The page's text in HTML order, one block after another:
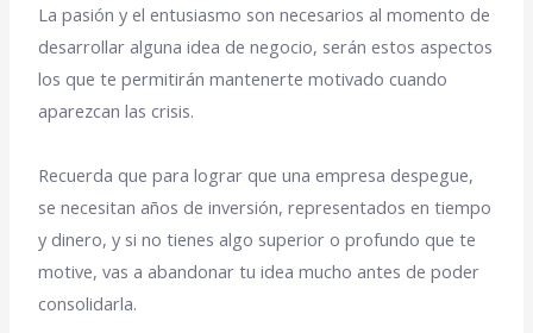
La pasión y el entusiasmo son necesarios al momento de
desarrollar alguna idea de negocio, serán estos aspectos
los que te permitirán mantenerte motivado cuando
aparezcan las crisis.
Recuerda que para lograr que una empresa despegue,
se necesitan años de inversión, representados en tiempo
y dinero, y si no tienes algo superior o profundo que te
motive, vas a abandonar tu idea mucho antes de poder
consolidarla.